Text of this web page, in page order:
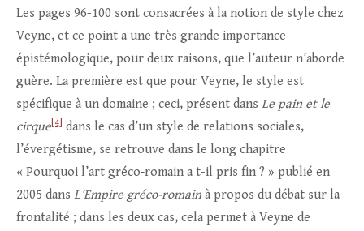
Les pages 96-100 sont consacrées à la notion de style chez
Veyne, et ce point a une très grande importance
épistémologique, pour deux raisons, que l’auteur n’aborde
guère. La première est que pour Veyne, le style est
spécifique à un domaine ; ceci, présent dans Le pain et le
cirque [4]
dans le cas d’un style de relations sociales,
l’évergétisme, se retrouve dans le long chapitre
« Pourquoi l’art gréco‑romain a t-il pris fin ? » publié en
2005 dans L’Empire gréco-romain à propos du débat sur la
frontalité ; dans les deux cas, cela permet à Veyne de